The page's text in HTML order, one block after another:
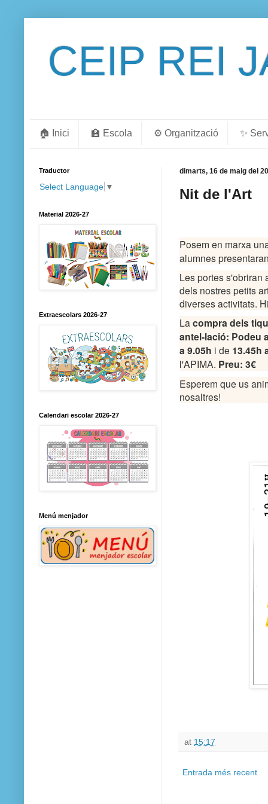
CEIP REI
🏠 Inici 🏫 Escola ⚙️ Organització ✨
dimarts, 16 de maig del
Nit de l'Art
Posem en marxa
alumnes
Les portes s'obriran
dels nostres petits
diverses activitats.
La compra dels
antel-lació: Podeu
a 9.05h i de 13.45h
l'APIMA. Preu: 3€
Esperem que us
nosaltres!
at 15:17
Entrada més recent
Traductor
Select Language ▼
Material 2026-27
Extraescolars 2026-27
Calendari escolar 2026-27
Menú menjador